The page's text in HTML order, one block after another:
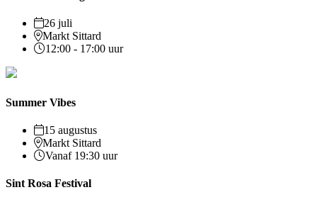
26 juli
Markt Sittard
12:00 - 17:00 uur
Summer Vibes
15 augustus
Markt Sittard
Vanaf 19:30 uur
Sint Rosa Festival